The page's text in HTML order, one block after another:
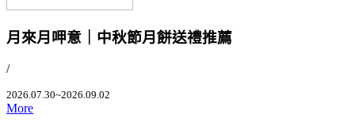
月來月呷意｜中秋節月餅送禮推薦
/
2026.07.30~2026.09.02
More